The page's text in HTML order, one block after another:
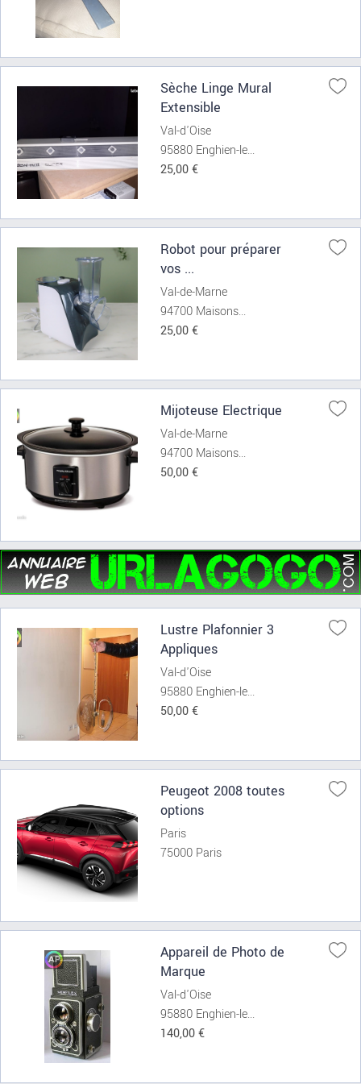
Sèche Linge Mural
Extensible
Val-d'Oise
95880 Enghien-le...
25,00 €
Robot pour préparer
vos ...
Val-de-Marne
94700 Maisons...
25,00 €
Mijoteuse Electrique
Val-de-Marne
94700 Maisons...
50,00 €
Lustre Plafonnier 3
Appliques
Val-d'Oise
95880 Enghien-le...
50,00 €
Peugeot 2008 toutes
options
Paris
75000 Paris
Appareil de Photo de
Marque
Val-d'Oise
95880 Enghien-le...
140,00 €